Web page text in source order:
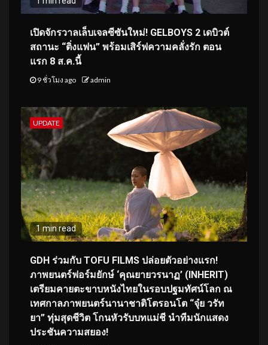
เปิดจักรวาลเล็บเจลซีซันใหม่! GELBOYS 2 เดบิวต์
สถานะ “ติ่งแฟน” พร้อมเสิร์ฟความคลั่งรัก ตอน
แรก 8 ส.ค.นี้
9 ชั่วโมง ago admin
UPDATE
1 min read
GDH ร่วมกับ TOFU FILMS ปล่อยตัวอย่างแรก!
ภาพยนตร์ฟอร์มยักษ์ ‘คุณยายวรนาฏ’ (INHERIT)
เตรียมคายตะขาบหนังไทยในรอบปฐมทัศน์โลก ณ
เทศกาลภาพยนตร์นานาชาติโตรอนโต “จุ๋ย วรัท
ยา” ทุ่มสุดชีวิต โกนหัวรับบทแม่ชี นำทีมนักแสดง
ประชันความสยอง!